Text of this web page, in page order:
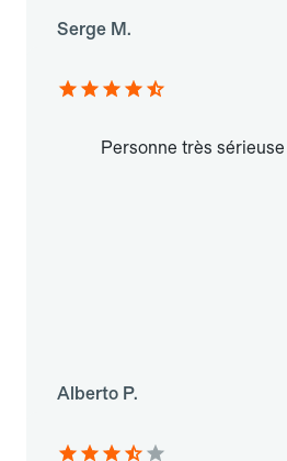
Serge M.
Personne très
Alberto P.